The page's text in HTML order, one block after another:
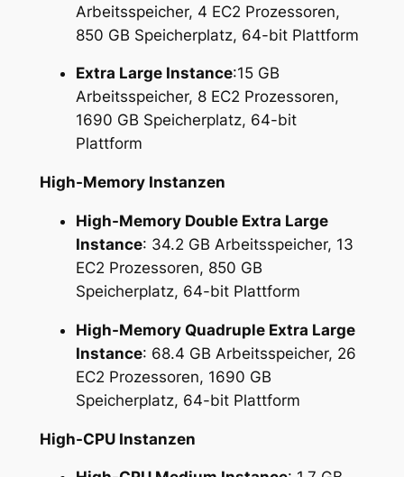
Arbeitsspeicher, 4 EC2 Prozessoren,
850 GB Speicherplatz, 64-bit Plattform
Extra Large Instance:15 GB
Arbeitsspeicher, 8 EC2 Prozessoren,
1690 GB Speicherplatz, 64-bit
Plattform
High-Memory Instanzen
High-Memory Double Extra Large
Instance: 34.2 GB Arbeitsspeicher, 13
EC2 Prozessoren, 850 GB
Speicherplatz, 64-bit Plattform
High-Memory Quadruple Extra Large
Instance: 68.4 GB Arbeitsspeicher, 26
EC2 Prozessoren, 1690 GB
Speicherplatz, 64-bit Plattform
High-CPU Instanzen